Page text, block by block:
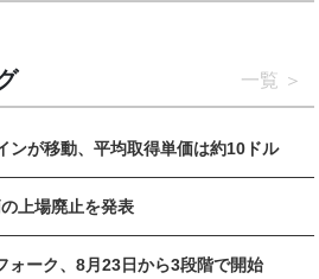
一覧
ンが移動、平均取得単価は約10ドル
上場廃止を発表
ォーク、8月23日から3段階で開始